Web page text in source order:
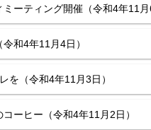
ーティング開催（令和4年11月
和4年11月4日）
を（令和4年11月3日）
ーヒー（令和4年11月2日）